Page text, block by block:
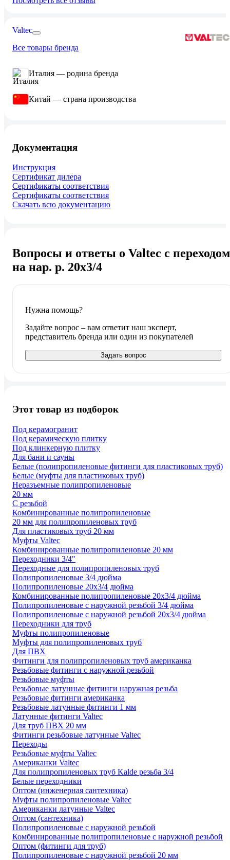
Valtec
Все товары бренда
Италия — родина бренда
Китай — страна производства
Документация
Инструкция
Сертификат дилера
Сертификаты соответствия
Сертификаты соответствия
Скачать всю документацию
Вопросы и ответы о Valtec с переходом
на нар. р. 20х3/4
Нужна помощь?
Задайте вопрос – вам ответит наш эксперт,
представитель бренда или один из покупателей
Задать вопрос
Этот товар из подборок
Под керамогранит
Под керамическую плитку
Под клинкерную плитку
Для бани и сауны
Белые (полипропиленовые фитинги для пластиковых труб)
Белые (муфты для пластиковых труб)
Неразъемные полипропиленовые
20 мм
С резьбой
Комбинированные полипропиленовые
20 мм для полипропиленовых труб
Для пластиковых труб 20 мм
Муфты Valtec
Комбинированные полипропиленовые 20 мм
Переходники 3/4"
Переходные для полипропиленовых труб
Полипропиленовые 3/4 дюйма
Полипропиленовые 20х3/4 дюйма
Комбинированные полипропиленовые 20х3/4 дюйма
Полипропиленовые с наружной резьбой 3/4 дюйма
Полипропиленовые с наружной резьбой 20х3/4 дюйма
Переходники для труб
Муфты полипропиленовые
Муфты для полипропиленовых труб
Для ПВХ
Фитинги для полипропиленовых труб американка
Резьбовые фитинги с наружной резьбой
Резьбовые муфты
Резьбовые латунные фитинги наружная резьба
Резьбовые фитинги американка
Резьбовые латунные фитинги 1 мм
Латунные фитинги Valtec
Для труб ПВХ 20 мм
Фитинги резьбовые латунные Valtec
Переходы
Резьбовые муфты Valtec
Американки Valtec
Для полипропиленовых труб Kalde резьба 3/4
Белые переходники
Оптом (инженерная сантехника)
Муфты полипропиленовые Valtec
Американки латунные Valtec
Оптом (сантехника)
Полипропиленовые с наружной резьбой
Комбинированные полипропиленовые с наружной резьбой
Оптом (фитинги для труб)
Полипропиленовые с наружной резьбой 20 мм